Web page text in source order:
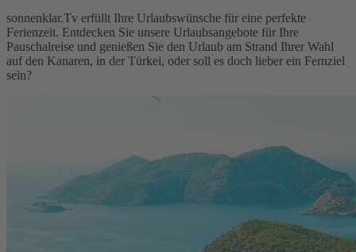
sonnenklar.Tv erfüllt Ihre Urlaubswünsche für eine perfekte
Ferienzeit. Entdecken Sie unsere Urlaubsangebote für Ihre
Pauschalreise und genießen Sie den Urlaub am Strand Ihrer Wahl
auf den Kanaren, in der Türkei, oder soll es doch lieber ein Fernziel
sein?